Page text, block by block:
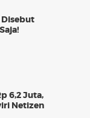
Disebut
6,2 Juta,
Netizen